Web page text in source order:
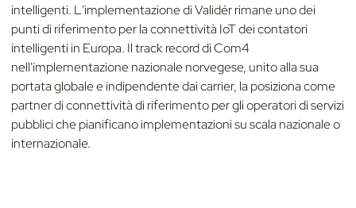
intelligenti. L'implementazione di Validér rimane uno dei
punti di riferimento per la connettività IoT dei contatori
intelligenti in Europa. Il track record di Com4
nell'implementazione nazionale norvegese, unito alla sua
portata globale e indipendente dai carrier, la posiziona come
partner di connettività di riferimento per gli operatori di servizi
pubblici che pianificano implementazioni su scala nazionale o
internazionale.